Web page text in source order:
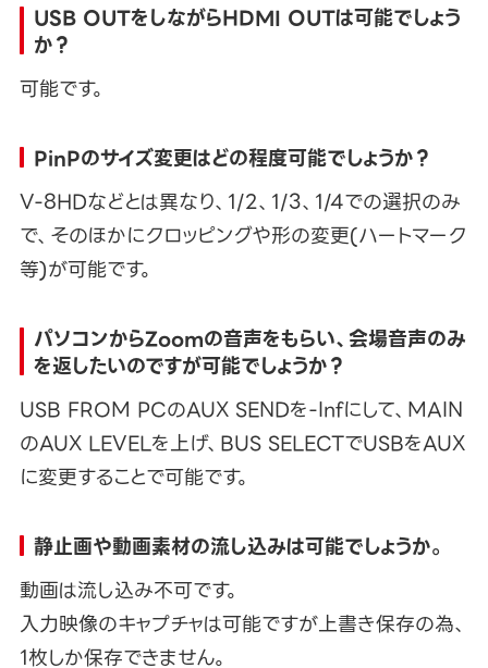
USB OUTをしながらHDMI OUTは可能でしょう
か？
可能です。
PinPのサイズ変更はどの程度可能でしょうか？
V-8HDなどとは異なり、1/2、1/3、1/4での選択のみ
で、そのほかにクロッピングや形の変更(ハートマーク
等)が可能です。
パソコンからZoomの音声をもらい、会場音声のみ
を返したいのですが可能でしょうか？
USB FROM PCのAUX SENDを-Infにして、MAIN
のAUX LEVELを上げ、BUS SELECTでUSBをAUX
に変更することで可能です。
静止画や動画素材の流し込みは可能でしょうか。
動画は流し込み不可です。
入力映像のキャプチャは可能ですが上書き保存の為、
1枚しか保存できません。